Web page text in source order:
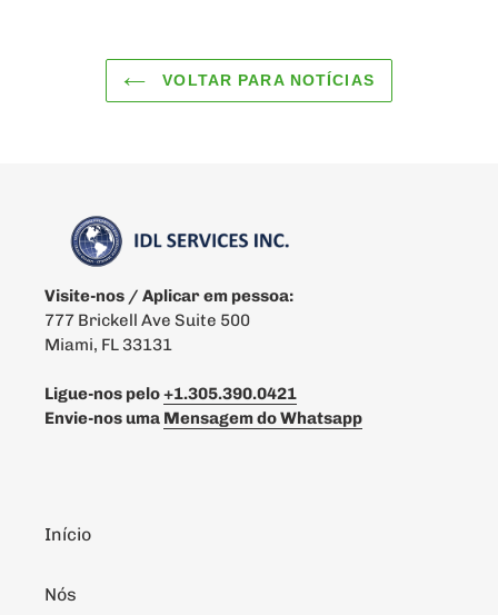
VOLTAR PARA NOTÍCIAS
Visite-nos / Aplicar em pessoa:
777 Brickell Ave Suite 500
Miami, FL 33131
Ligue-nos pelo+1.305.390.0421
Envie-nos uma Mensagem do Whatsapp
Início
Nós